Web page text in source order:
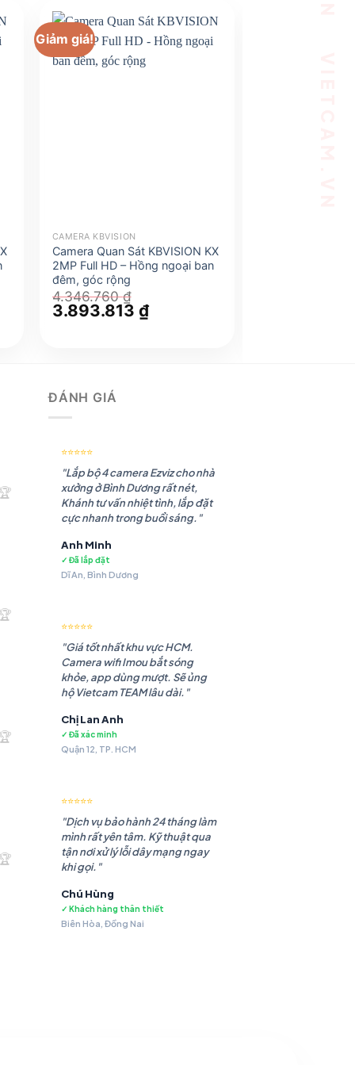
Giảm giá!
CAMERA KBVISION
Camera Quan Sát KBVISION KX
2MP Full HD – Hồng ngoại ban
đêm, góc rộng
4.346.760₫
Giá
gốc
3.893.813 ₫Giá
hiện
₫.
₫.
₫.
ĐÁNH GIÁ
⭐⭐⭐⭐⭐
"Lắp bộ 4 camera Ezviz cho nhà
xưởng ở Bình Dương rất nét,
Khánh tư vấn nhiệt tình, lắp đặt
cực nhanh trong buổi sáng."
Anh Minh
✓ Đã lắp đặt
Dĩ An, Bình Dương
⭐⭐⭐⭐⭐
"Giá tốt nhất khu vực HCM.
Camera wifi Imou bắt sóng
khỏe, app dùng mượt. Sẽ ủng
hộ Vietcam TEAM lâu dài."
Chị Lan Anh
✓ Đã xác minh
Quận 12, TP. HCM
⭐⭐⭐⭐⭐
"Dịch vụ bảo hành 24 tháng làm
mình rất yên tâm. Kỹ thuật qua
tận nơi xử lý lỗi dây mạng ngay
khi gọi."
Chú Hùng
✓ Khách hàng thân thiết
Biên Hòa, Đồng Nai